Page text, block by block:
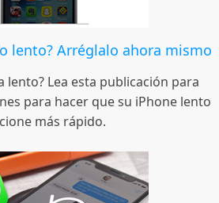
lento? Arréglalo ahora mismo
lento? Lea esta publicación para
para hacer que su iPhone lento
más rápido.